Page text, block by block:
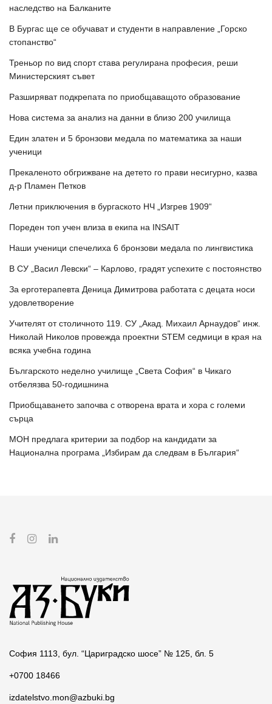
наследство на Балканите
В Бургас ще се обучават и студенти в направление „Горско
стопанство“
Треньор по вид спорт става регулирана професия, реши
Министерският съвет
Разширяват подкрепата по приобщаващото образование
Нова система за анализ на данни в близо 200 училища
Един златен и 5 бронзови медала по математика за наши
ученици
Прекаленото обгрижване на детето го прави несигурно, казва
д-р Пламен Петков
Летни приключения в бургаското НЧ „Изгрев 1909“
Пореден топ учен влиза в екипа на INSAIT
Наши ученици спечелиха 6 бронзови медала по лингвистика
В СУ „Васил Левски“ – Карлово, градят успехите с постоянство
За ерготерапевта Деница Димитрова работата с децата носи
удовлетворение
Учителят от столичното 119. СУ „Акад. Михаил Арнаудов“ инж.
Николай Николов провежда проектни STEM седмици в края на
всяка учебна година
Българското неделно училище „Света София“ в Чикаго
отбелязва 50-годишнина
Приобщаването започва с отворена врата и хора с големи
сърца
МОН предлага критерии за подбор на кандидати за
Национална програма „Избирам да следвам в България“
София 1113, бул. “Цариградско шосе” № 125, бл. 5
+0700 18466
izdatelstvo.mon@azbuki.bg